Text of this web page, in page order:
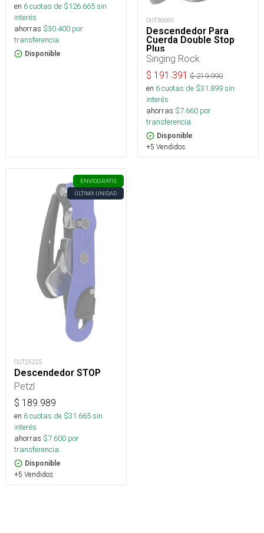
en 6cuotas de $126.665sin
interés
ahorras $30.400 por
transferencia.
Disponible
OUT36660
Descendedor Para
Cuerda Double Stop
Plus
Singing Rock
$ 191.391 $219.990
en 6cuotas de $31.899sin
interés
ahorras $7.660 por
transferencia.
Disponible
+5 Vendidos
ENVÍOGRATIS
ÚLTIMA UNIDAD
OUT25225
Descendedor STOP
Petzl
$ 189.989
en 6cuotas de $31.665sin
interés
ahorras $7.600 por
transferencia.
Disponible
+5 Vendidos